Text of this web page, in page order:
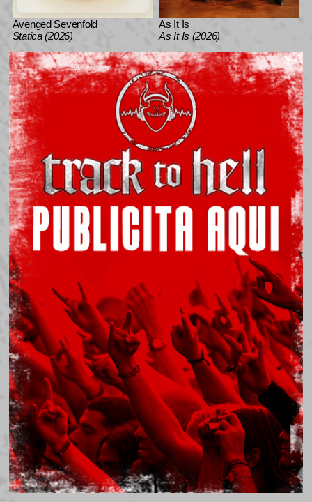
Avenged Sevenfold
Statica (2026)
As It Is
As It Is (2026)